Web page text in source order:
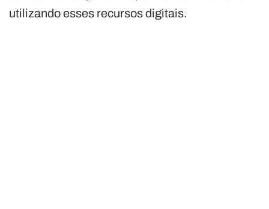
utilizando esses recursos digitais.